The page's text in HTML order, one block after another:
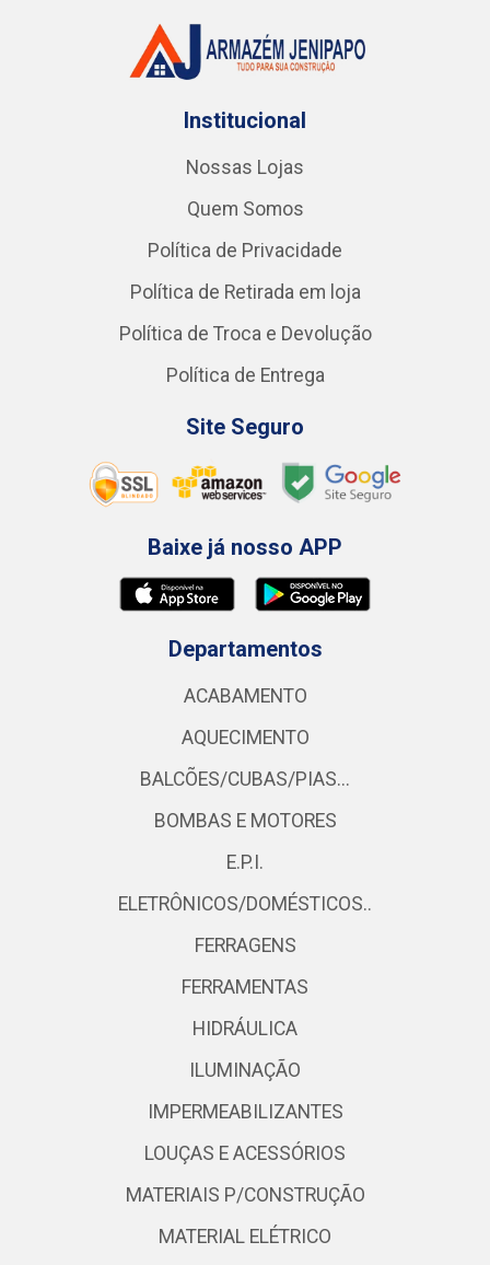
Institucional
Nossas Lojas
Quem Somos
Política de Privacidade
Política de Retirada em loja
Política de Troca e Devolução
Política de Entrega
Site Seguro
Baixe já nosso APP
Departamentos
ACABAMENTO
AQUECIMENTO
BALCÕES/CUBAS/PIAS...
BOMBAS E MOTORES
E.P.I.
ELETRÔNICOS/DOMÉSTICOS..
FERRAGENS
FERRAMENTAS
HIDRÁULICA
ILUMINAÇÃO
IMPERMEABILIZANTES
LOUÇAS E ACESSÓRIOS
MATERIAIS P/CONSTRUÇÃO
MATERIAL ELÉTRICO